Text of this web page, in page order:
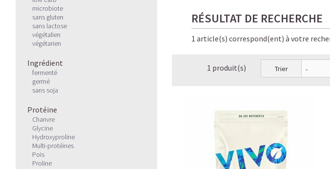
microbiote
sans gluten
sans lactose
végétalien
végétarien
Ingrédient
fermenté
germé
sans soja
Protéine
Chanvre
Glycine
Hydroxyproline
Multi-protéines
Pois
Proline
Froides,
amateurs
Ici,
✨ Le
RÉSULTAT DE RECHERCHE
1 article(s) correspond(ent) à votre
1 produit(s) Trier